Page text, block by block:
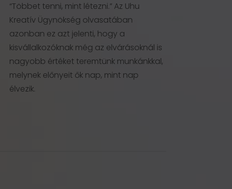
“Többet tenni, mint létezni.” Az Uhu
Kreatív Ügynökség olvasatában
azonban ez azt jelenti, hogy a
kisvállalkozóknak még az elvárásoknál is
nagyobb értéket teremtünk munkánkkal,
melynek előnyeit ők nap, mint nap
élvezik.